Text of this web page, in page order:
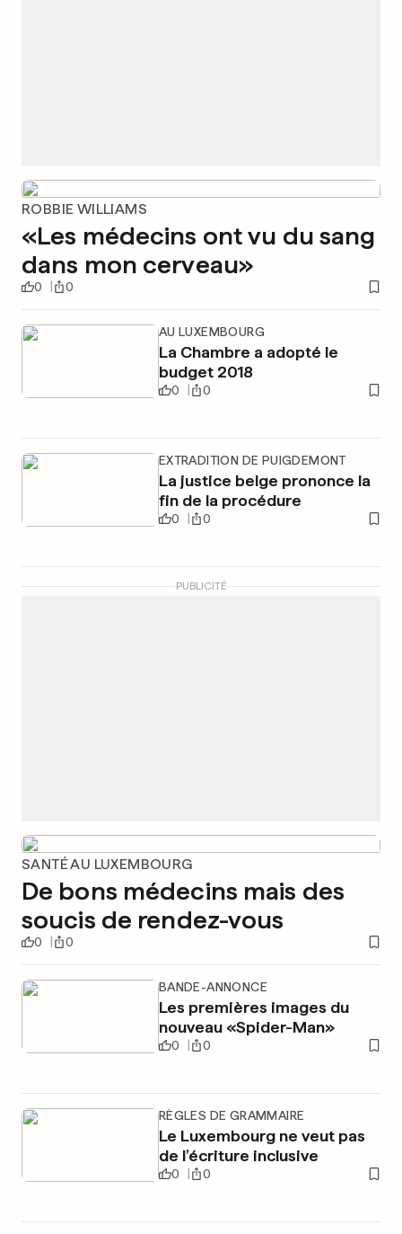
ROBBIE WILLIAMS
«Les médecins ont vu du sang
dans mon cerveau»
0 0
AU LUXEMBOURG
La Chambre a adopté le
budget 2018
0 0
EXTRADITION DE PUIGDEMONT
La justice belge prononce la
fin de la procédure
0 0
PUBLICITÉ
SANTÉ AU LUXEMBOURG
De bons médecins mais des
soucis de rendez-vous
0 0
BANDE-ANNONCE
Les premières images du
nouveau «Spider-Man»
0 0
RÈGLES DE GRAMMAIRE
Le Luxembourg ne veut pas
de l’écriture inclusive
0 0